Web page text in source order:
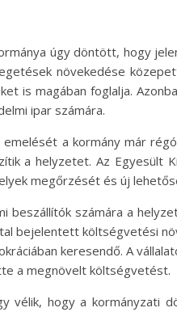
úgy döntött, hogy
növekedése
is magában foglalja.
ipar számára.
a kormány már
a helyzetet. Az Egyesült
megőrzését és új
beszállítók számára a
bejelentett költségvetési
keresendő. A
a megnövelt költségvetést.
vélik, hogy a kormányzati